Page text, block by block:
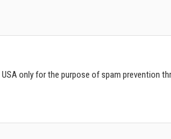
only for the purpose of spam prevention